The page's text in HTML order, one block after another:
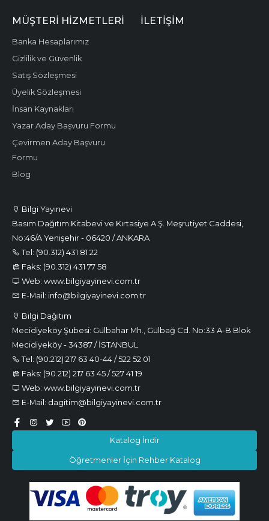
Bilgi Yayınevi
Basım Dağıtım Kitabevi ve Kırtasiye A.Ş. Meşrutiyet Caddesi,
No:46/A Yenişehir - 06420 / ANKARA
Tel: (90.312) 431 81 22
Faks: (90.312) 431 77 58
Web: www.bilgiyayinevi.com.tr
E-Mail: info@bilgiyayinevi.com.tr
Bilgi Dağıtım
Mecidiyeköy Şubesi: Gülbahar Mh., Gülbağ Cd. No:33 A-B Blok
Mecidiyeköy - 34387 / İSTANBUL
Tel: (90.212) 217 63 40-44 / 522 52 01
Faks: (90.212) 217 63 45 / 527 41 19
Web: www.bilgiyayinevi.com.tr
E-Mail: dagitim@bilgiyayinevi.com.tr
Katalog İndir
Öğretmenler İçin Rehber Katalog
MÜŞTERI HIZMETLERI
Banka Hesaplarımız
Gizlilik ve Güvenlik
Satış Sözleşmesi
Üyelik Sözleşmesi
İnsan Kaynakları
Yazar Aday Başvuru Formu
Çevirmen Aday Başvuru
Formu
Blog
İLETIŞIM